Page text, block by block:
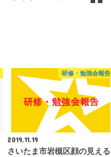
研修・勉強会報告
2019.11.19
さいたま市岩槻区顔の見える